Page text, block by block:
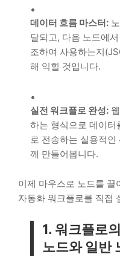
데이터 흐름 마스터:
달되고, 다음 노드에
조하여 사용하는지
해 익힐 것입니다.
실전 워크플로 완성:
하는 형식으로 데이터
로 전송하는 실용적
께 만들어봅니다.
이제 마우스로 노드를 끌
자동화 워크플로를 직접
1. 워크플로
노드와 일반